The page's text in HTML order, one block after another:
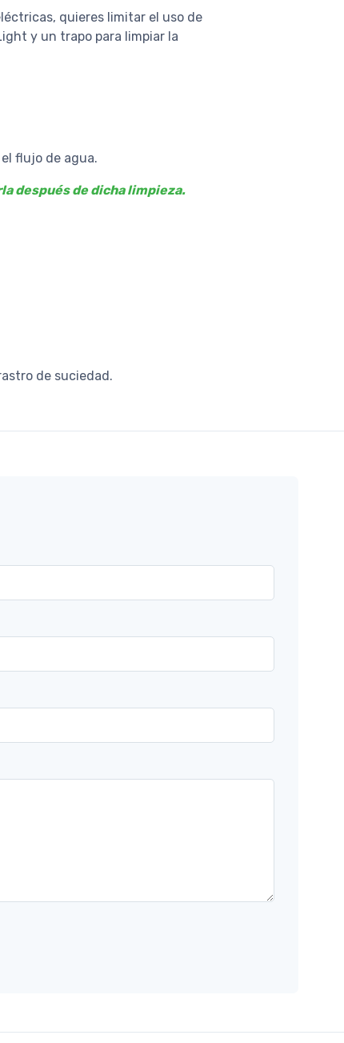
quieres limitar el uso de
y un trapo para limpiar la
flujo de agua.
después de dicha limpieza.
de suciedad.